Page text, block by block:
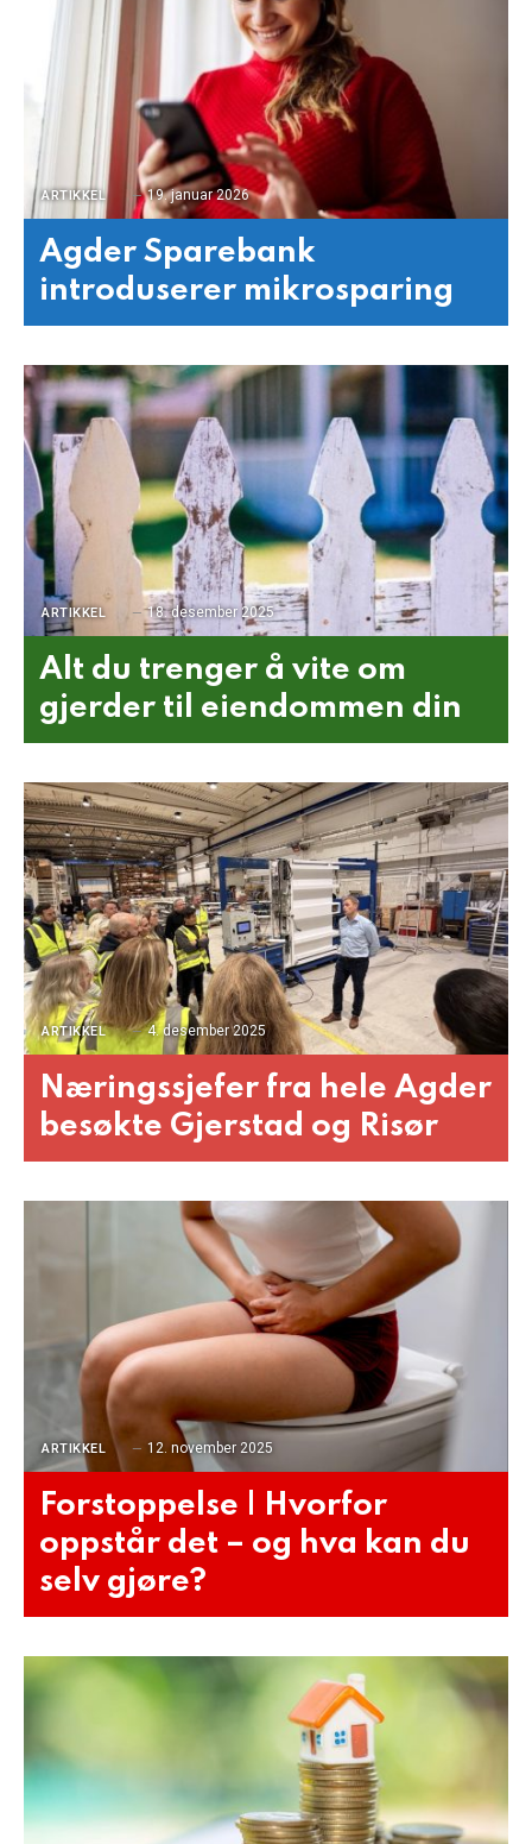
ARTIKKEL 19. januar 2026
Agder Sparebank
introduserer mikrosparing
ARTIKKEL 18. desember 2025
Alt du trenger å vite om
gjerder til eiendommen din
ARTIKKEL 4. desember 2025
Næringssjefer fra hele Agder
besøkte Gjerstad og Risør
ARTIKKEL 12. november 2025
Forstoppelse | Hvorfor
oppstår det – og hva kan du
selv gjøre?